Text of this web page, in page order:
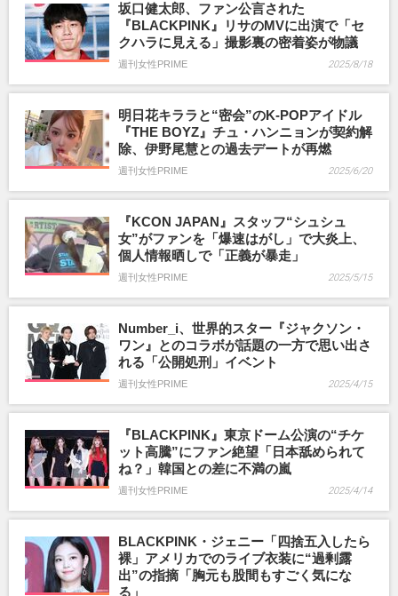
坂口健太郎、ファン公言された
『BLACKPINK』リサのMVに出演で「セ
クハラに見える」撮影裏の密着姿が物議
週刊女性PRIME 2025/8/18
明日花キララと“密会”のK-POPアイドル
『THE BOYZ』チュ・ハンニョンが契約解
除、伊野尾慧との過去デートが再燃
週刊女性PRIME 2025/6/20
『KCON JAPAN』スタッフ“シュシュ
女”がファンを「爆速はがし」で大炎上、
個人情報晒しで「正義が暴走」
週刊女性PRIME 2025/5/15
Number_i、世界的スター『ジャクソン・
ワン』とのコラボが話題の一方で思い出さ
れる「公開処刑」イベント
週刊女性PRIME 2025/4/15
『BLACKPINK』東京ドーム公演の“チケ
ット高騰”にファン絶望「日本舐められて
ね？」韓国との差に不満の嵐
週刊女性PRIME 2025/4/14
BLACKPINK・ジェニー「四捨五入したら
裸」アメリカでのライブ衣装に“過剰露
出”の指摘「胸元も股間もすごく気にな
る」